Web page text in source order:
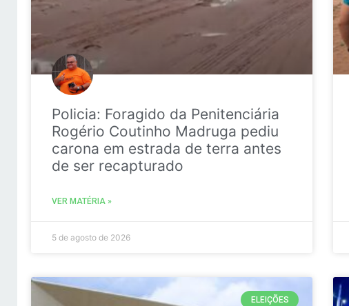
Policia: Foragido da Penitenciária
Rogério Coutinho Madruga pediu
carona em estrada de terra antes
de ser recapturado
VER MATÉRIA »
5 de agosto de 2026
ELEIÇÕES